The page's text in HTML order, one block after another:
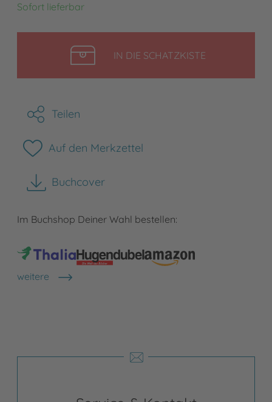
Sofort lieferbar
IN DIE SCHATZKISTELEGEN
Teilen
Auf den Merkzettel
Buchcover
herunterladen
Im Buchshop Deiner Wahl bestellen:
weitere
Shops anzeigen